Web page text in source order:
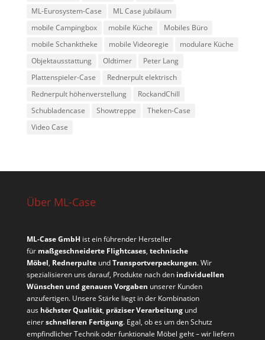
ML-Eurosystem-Case
ML Case jubiläum
mobile Campingbox
mobile Küche
Mobiles Büro
mobile Schanktheke
mobile Videoregie
modulare Küche
Objektausstattung
Oldtimer
Peter Lang
Plattenspieler-Case
Rednerpult elektrisch
Rednerpult höhenverstellung
RockandChill
Schubladencase
Showtreppe
Theken-Case
Video Case
Über ML-Case
ML-Case GmbH ist ein führender Hersteller
für maßgeschneiderte Flightcases, technische
Möbel, RednerpulteundTransportverpackungen. Wir
spezialisieren uns darauf, Produkte nach den individuellen
Wünschen und genauen Vorgaben unserer Kunden
anzufertigen. Unsere Stärke liegt in der Kombination
aus höchster Qualität, präziser Verarbeitungund
einerschnelleren Fertigung. Egal, ob es um den Schutz
empfindlicher Technik oder funktionale Möbel geht – wir liefern